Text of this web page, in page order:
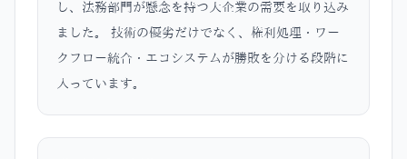
し、法務部門が懸念を持つ大企業の需要を取り込み
ました。 技術の優劣だけでなく、権利処理・ワー
クフロー統合・エコシステムが勝敗を分ける段階に
入っています。